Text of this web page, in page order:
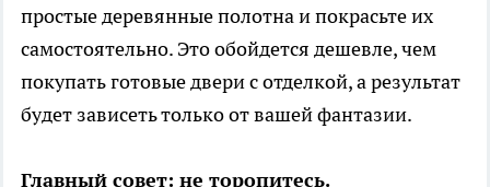
простые деревянные полотна и покрасьте их
самостоятельно. Это обойдется дешевле, чем
покупать готовые двери с отделкой, а результат
будет зависеть только от вашей фантазии.
Главный совет: не торопитесь.